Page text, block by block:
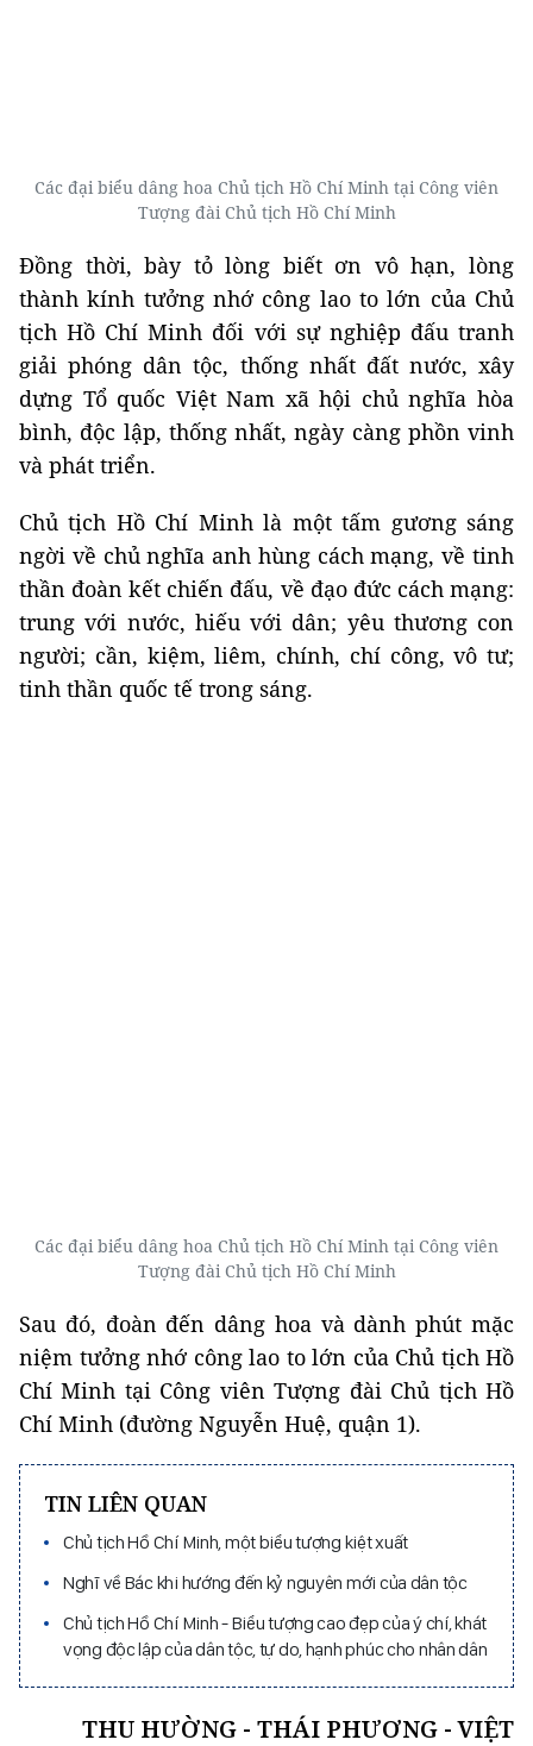
Các đại biểu dâng hoa Chủ tịch Hồ Chí Minh tại Công viên
Tượng đài Chủ tịch Hồ Chí Minh
Đồng thời, bày tỏ lòng biết ơn vô hạn, lòng
thành kính tưởng nhớ công lao to lớn của Chủ
tịch Hồ Chí Minh đối với sự nghiệp đấu tranh
giải phóng dân tộc, thống nhất đất nước, xây
dựng Tổ quốc Việt Nam xã hội chủ nghĩa hòa
bình, độc lập, thống nhất, ngày càng phồn vinh
và phát triển.
Chủ tịch Hồ Chí Minh là một tấm gương sáng
ngời về chủ nghĩa anh hùng cách mạng, về tinh
thần đoàn kết chiến đấu, về đạo đức cách mạng:
trung với nước, hiếu với dân; yêu thương con
người; cần, kiệm, liêm, chính, chí công, vô tư;
tinh thần quốc tế trong sáng.
Các đại biểu dâng hoa Chủ tịch Hồ Chí Minh tại Công viên
Tượng đài Chủ tịch Hồ Chí Minh
Sau đó, đoàn đến dâng hoa và dành phút mặc
niệm tưởng nhớ công lao to lớn của Chủ tịch Hồ
Chí Minh tại Công viên Tượng đài Chủ tịch Hồ
Chí Minh (đường Nguyễn Huệ, quận 1).
TIN LIÊN QUAN
Chủ tịch Hồ Chí Minh, một biểu tượng kiệt xuất
Nghĩ về Bác khi hướng đến kỷ nguyên mới của dân tộc
Chủ tịch Hồ Chí Minh - Biểu tượng cao đẹp của ý chí, khát
vọng độc lập của dân tộc, tự do, hạnh phúc cho nhân dân
THU HƯỜNG - THÁI PHƯƠNG - VIỆT